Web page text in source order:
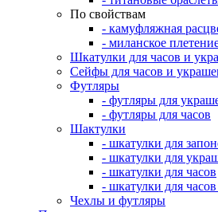
По свойствам
- камуфляжная
- миланское
Шкатулки для часов и
Сейфы для часов и
Футляры
- футляры для
- футляры для часов
Шактулки
- шкатулки для
- шкатулки для
- шкатулки для часов
- шкатулки для
Чехлы и футляры